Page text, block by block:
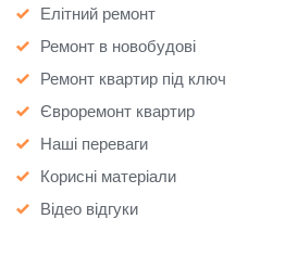
Елітний ремонт
Ремонт в новобудові
Ремонт квартир під ключ
Євроремонт квартир
Наші переваги
Корисні матеріали
Відео відгуки